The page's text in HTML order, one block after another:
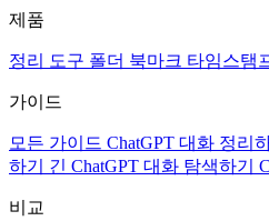
제품
정리 도구 폴더 북마크 타임스탬
가이드
모든 가이드 ChatGPT 대화 정리
하기 긴 ChatGPT 대화 탐색하기
비교